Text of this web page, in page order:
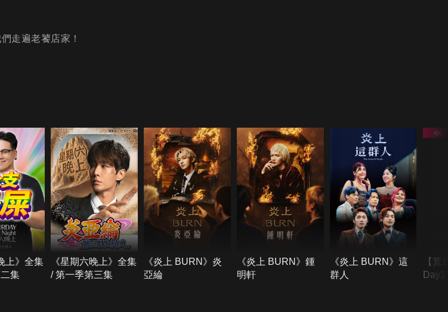
走遍老饕店家！
上》全集
集
《星期六晚上》全集
/ 第一季第三集
《炎上 BURN》炎
亞綸
《炎上 BURN》鍾
明軒
《炎上 BURN》這
群人
【荒